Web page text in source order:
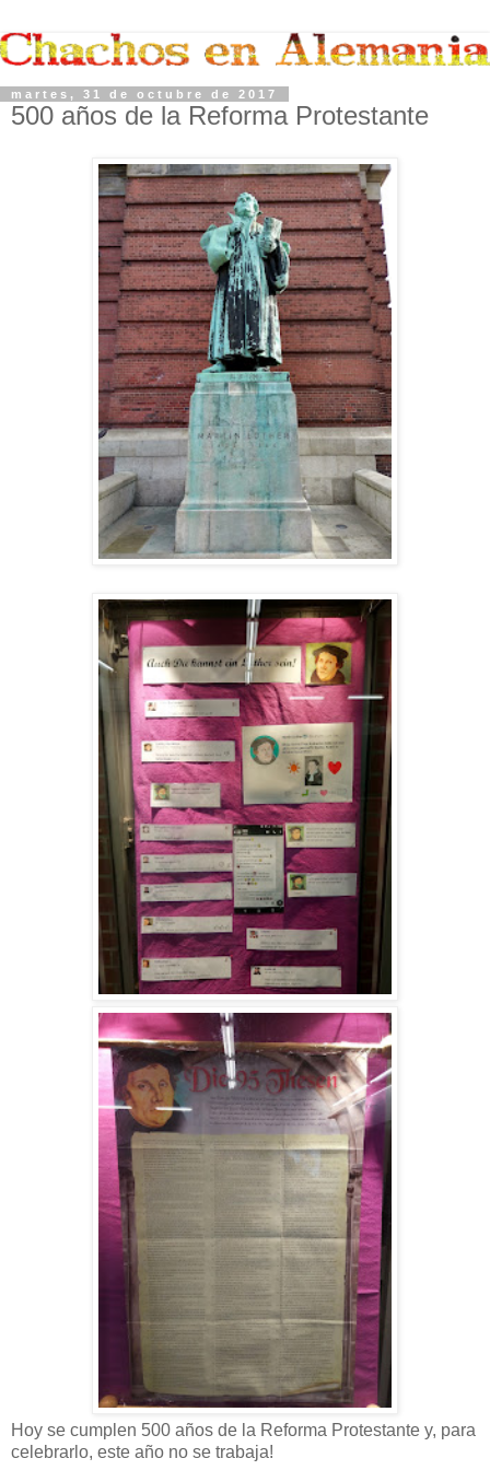
martes, 31 de octubre de 2017
500 años de la Reforma Protestante
Hoy se cumplen 500 años de la Reforma Protestante y, para
celebrarlo, este año no se trabaja!